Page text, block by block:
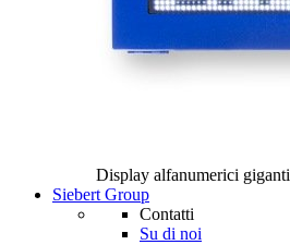
Display alfanumerici giganti
Siebert Group
Contatti
Su di noi